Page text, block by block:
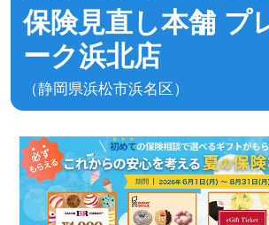
保険見直し本舗 プ
ーク浜北店
（静岡県浜松市浜名区）